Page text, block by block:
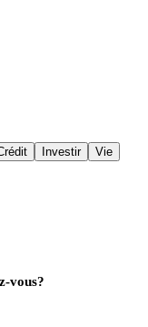
Investir
Vie
vous?